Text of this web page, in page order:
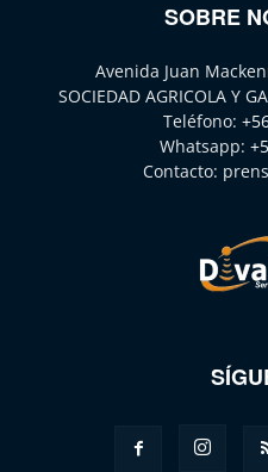
SOBRE
Avenida Juan
SOCIEDAD AGRICOLA Y
Teléfono:
Whatsapp:
Contacto: